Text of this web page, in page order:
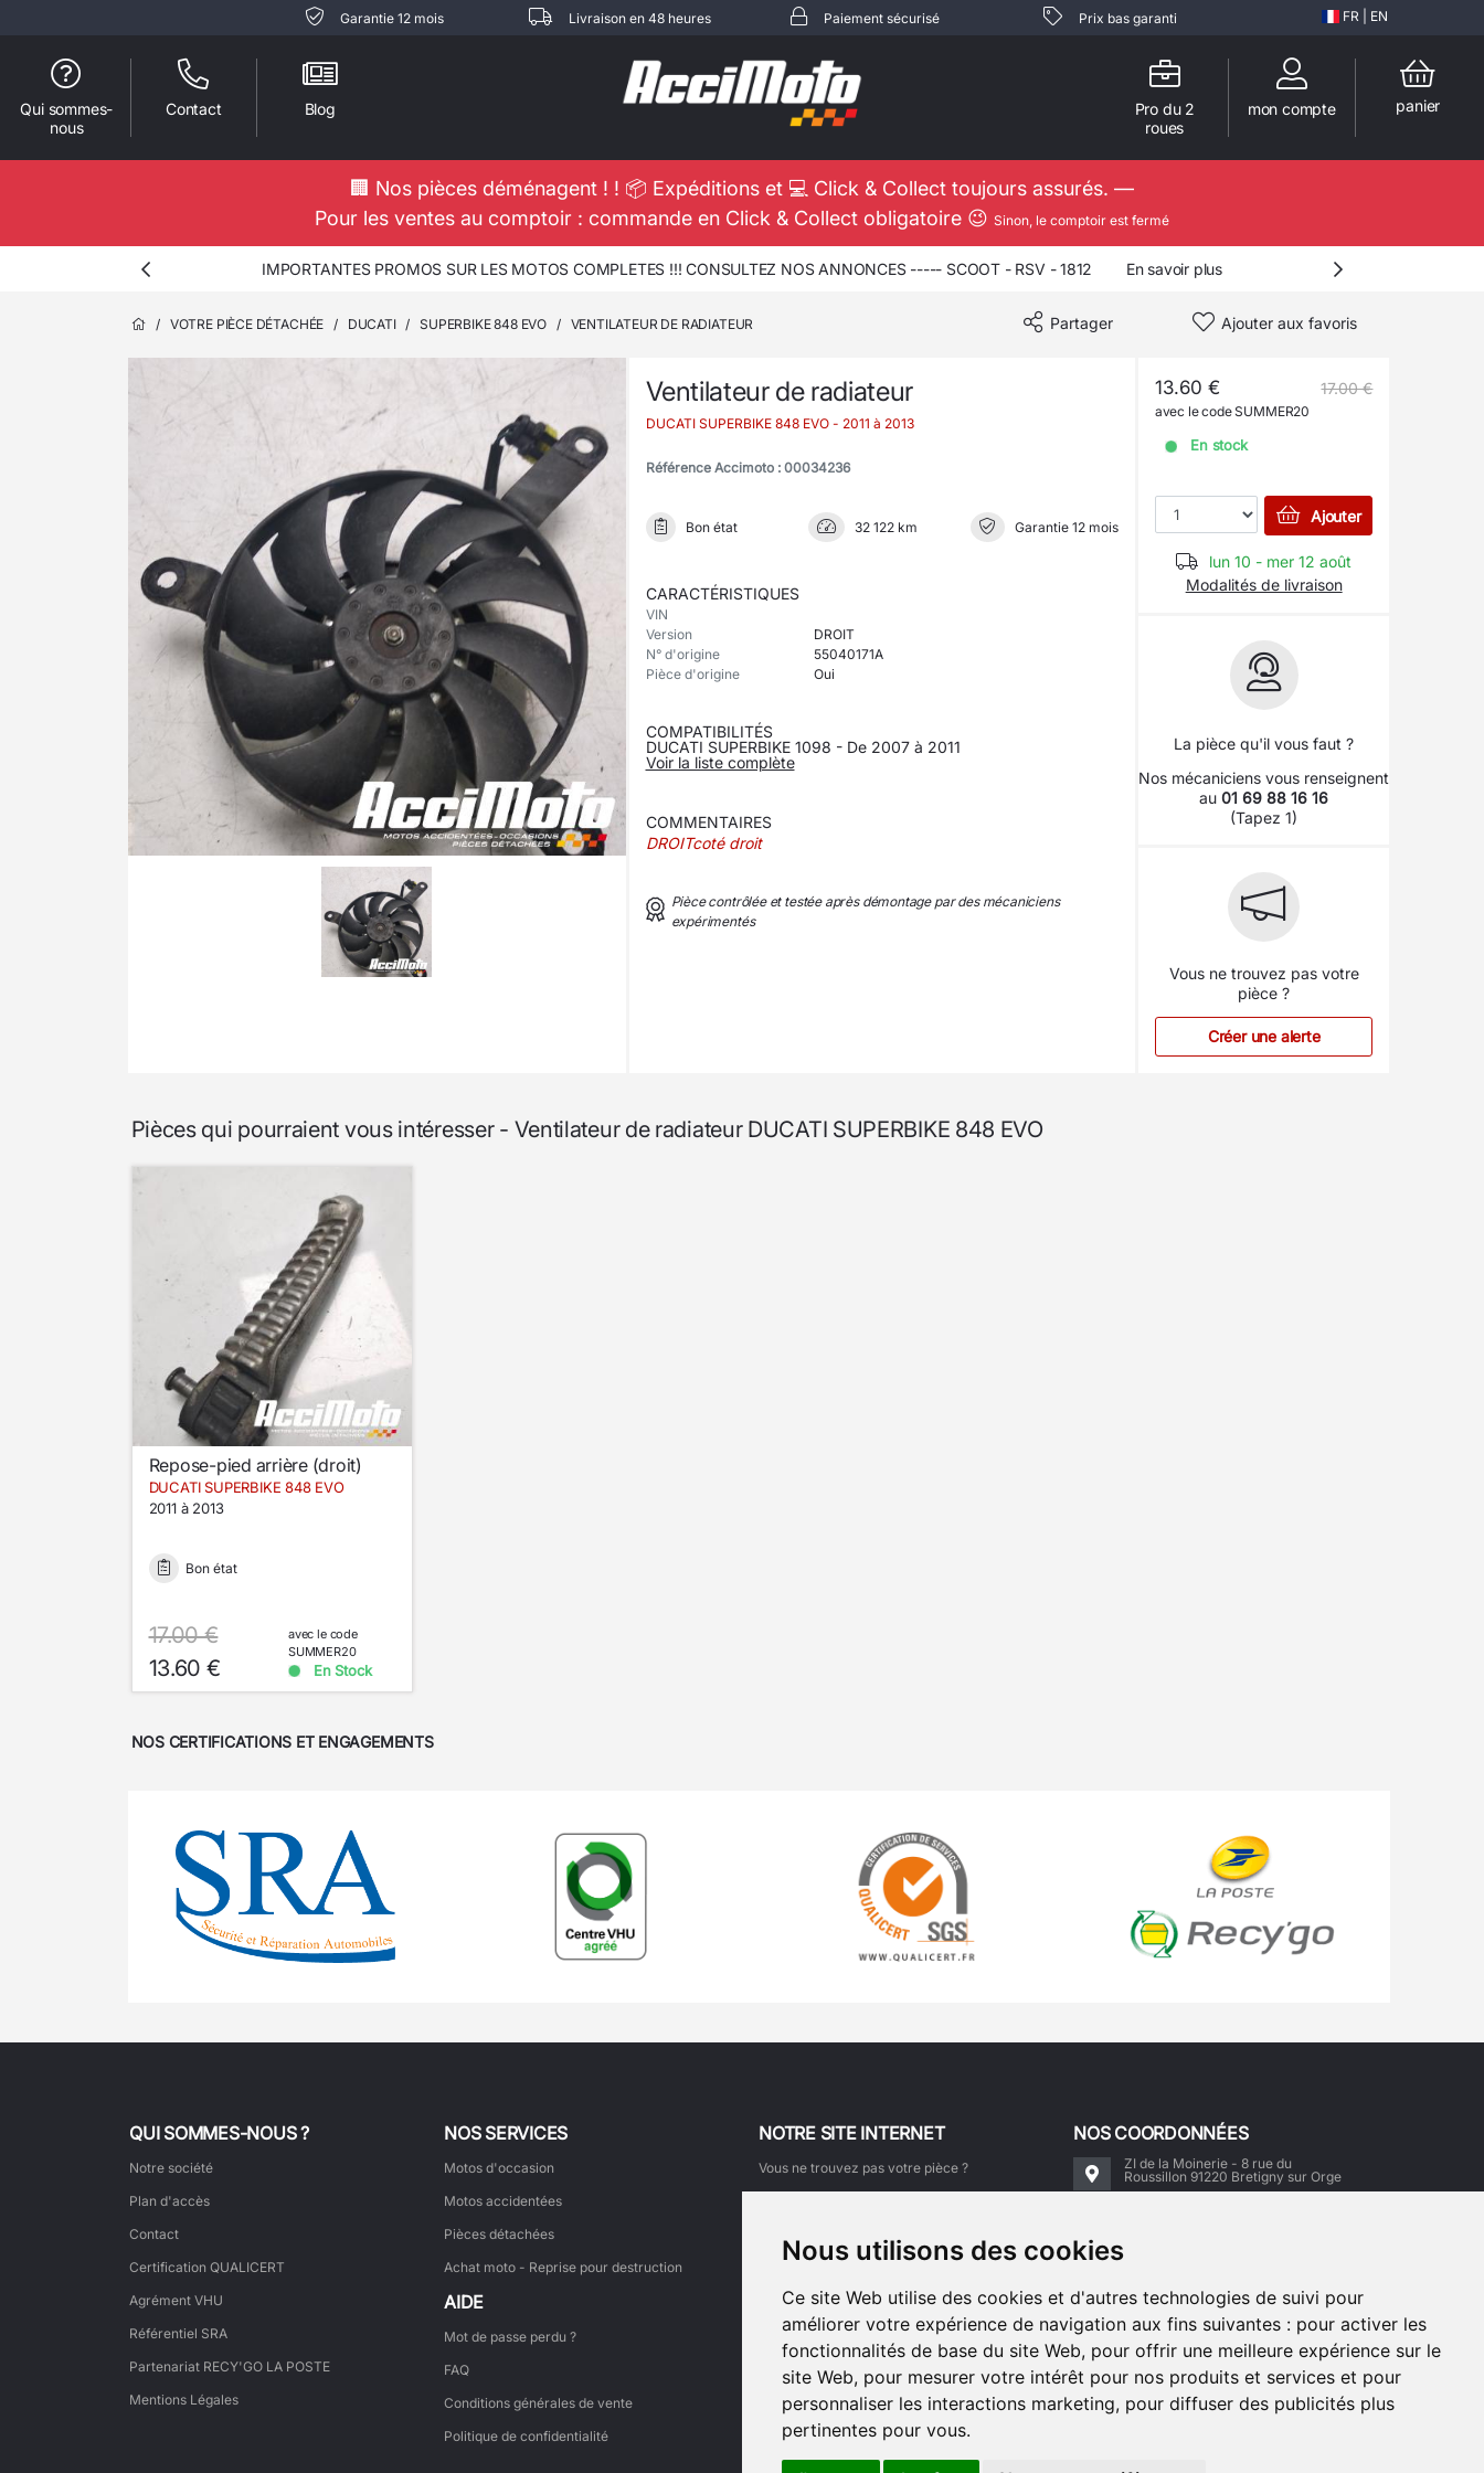
Nous utilisons des cookies
Ce site Web utilise des cookies et d'autres technologies de suivi pour
améliorer votre expérience de navigation aux fins suivantes : pour activer les
fonctionnalités de base du site Web, pour offrir une meilleure expérience sur le
site Web, pour mesurer votre intérêt pour nos produits et services et pour
personnaliser les interactions marketing, pour diffuser des publicités plus
pertinentes pour vous.
Garantie 12 mois Livraison en 48 heures Paiement sécurisé Prix bas garanti FR EN
Qui sommes-
nous
Contact Blog panier
mon compte
Pro du 2
roues
🏢 Nos pièces déménagent ! ! 📦 Expéditions et 💻 Click & Collect toujours assurés. —
Pour les ventes au comptoir : commande en Click & Collect obligatoire 😉 Sinon, le comptoir est fermé
IMPORTANTES PROMOS SUR LES MOTOS COMPLETES !!! CONSULTEZ NOS ANNONCES ----- SCOOT - RSV - 1812 En savoir plus
/ VOTRE PIÈCE DÉTACHÉE / DUCATI / SUPERBIKE 848 EVO / VENTILATEUR DE RADIATEUR Partager Ajouter aux favoris
Ventilateur de radiateur
DUCATI SUPERBIKE 848 EVO- 2011 à 2013
Référence Accimoto : 00034236
Bon état 32 122 km Garantie 12 mois
CARACTÉRISTIQUES
VIN
Version
DROIT
N° d'origine
55040171A
Pièce d'origine
Oui
COMPATIBILITÉS
DUCATI SUPERBIKE 1098 - De 2007 à 2011
Voir la liste complète
COMMENTAIRES
DROITcoté droit
Pièce contrôlée et testée après démontage par des mécaniciens
expérimentés
13.60 € 17.00 €
avec le code SUMMER20
En stock
Ajouter
lun 10 - mer 12 août
Modalités de livraison
La pièce qu'il vous faut ?
Nos mécaniciens vous renseignent
au01 69 88 16 16
(Tapez 1)
Vous ne trouvez pas votre
pièce ?
Créer une alerte
Pièces qui pourraient vous intéresser - Ventilateur de radiateur DUCATI SUPERBIKE 848 EVO
Repose-pied arrière (droit)
DUCATI SUPERBIKE 848 EVO
2011 à 2013
Bon état
17.00 €
13.60 €
avec le code
SUMMER20
En Stock
NOS CERTIFICATIONS ET ENGAGEMENTS
QUI SOMMES-NOUS ?
Notre société
Plan d'accès
Contact
Certification QUALICERT
Agrément VHU
Référentiel SRA
Partenariat RECY'GO LA POSTE
Mentions Légales
NOS SERVICES
Motos d'occasion
Motos accidentées
Pièces détachées
Achat moto - Reprise pour destruction
AIDE
Mot de passe perdu ?
FAQ
Conditions générales de vente
Politique de confidentialité
NOTRE SITE INTERNET
Vous ne trouvez pas votre pièce ?
Faites découvrir ce site à un ami
Ajouter votre témoignage
Voir tous les témoignages
Liens
NOS COORDONNÉES
ZI de la Moinerie - 8 rue du
Roussillon 91220 Bretigny sur Orge